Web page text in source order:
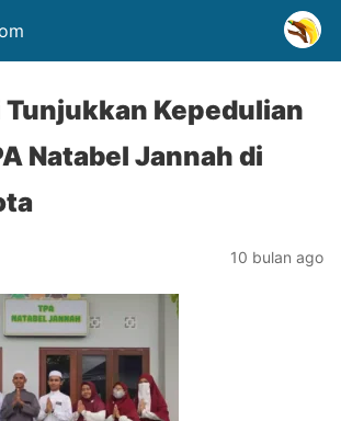
Kepedulian
Natabel Jannah di
10 bulan ago